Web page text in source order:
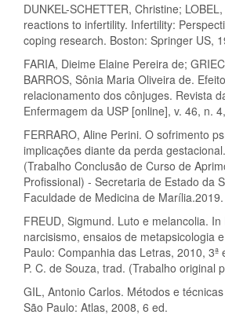
DUNKEL-SCHETTER, Christine;
reactions to infertility. Infertility:
coping research. Boston: Springer US,
FARIA, Dieime Elaine Pereira de;
BARROS, Sônia Maria Oliveira de.
relacionamento dos cônjuges. Revista
Enfermagem da USP [online], v. 46, n.
FERRARO, Aline Perini. O sofrimento
implicações diante da perda
(Trabalho Conclusão de Curso de
Profissional) - Secretaria de Estado da
Faculdade de Medicina de Marília.2019.
FREUD, Sigmund. Luto e melancolia.
narcisismo, ensaios de metapsicologia
Paulo: Companhia das Letras, 2010, 3ª
P. C. de Souza, trad. (Trabalho original
GIL, Antonio Carlos. Métodos e
São Paulo: Atlas, 2008, 6 ed.